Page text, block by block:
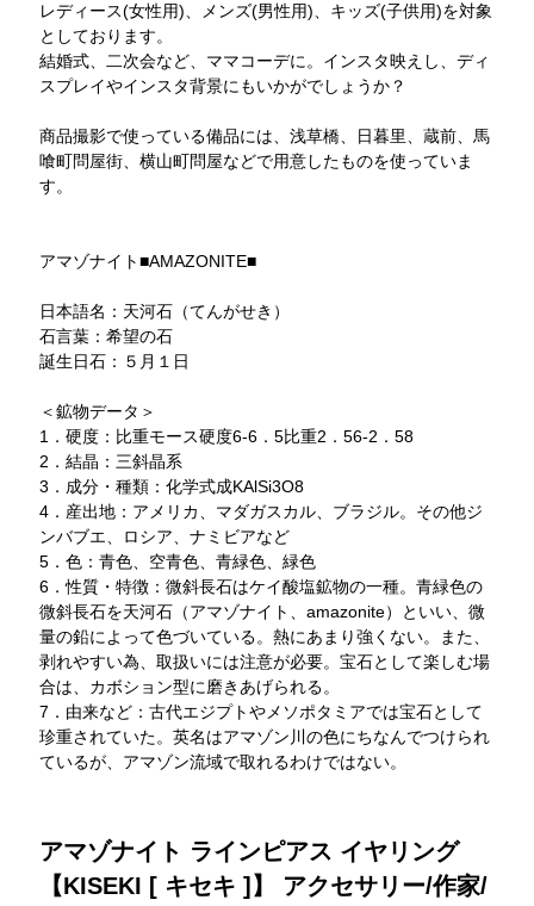
レディース(女性用)、メンズ(男性用)、キッズ(子供用)を対象
としております。
結婚式、二次会など、ママコーデに。インスタ映えし、ディ
スプレイやインスタ背景にもいかがでしょうか？
商品撮影で使っている備品には、浅草橋、日暮里、蔵前、馬
喰町問屋街、横山町問屋などで用意したものを使っていま
す。
アマゾナイト■AMAZONITE■
日本語名：天河石（てんがせき）
石言葉：希望の石
誕生日石：５月１日
＜鉱物データ＞
1．硬度：比重モース硬度6-6．5比重2．56-2．58
2．結晶：三斜晶系
3．成分・種類：化学式成KAlSi3O8
4．産出地：アメリカ、マダガスカル、ブラジル。その他ジ
ンバブエ、ロシア、ナミビアなど
5．色：青色、空青色、青緑色、緑色
6．性質・特徴：微斜長石はケイ酸塩鉱物の一種。青緑色の
微斜長石を天河石（アマゾナイト、amazonite）といい、微
量の鉛によって色づいている。熱にあまり強くない。また、
剥れやすい為、取扱いには注意が必要。宝石として楽しむ場
合は、カボション型に磨きあげられる。
7．由来など：古代エジプトやメソポタミアでは宝石として
珍重されていた。英名はアマゾン川の色にちなんでつけられ
ているが、アマゾン流域で取れるわけではない。
アマゾナイト ラインピアス イヤリング
【KISEKI [ キセキ ]】 アクセサリー/作家/